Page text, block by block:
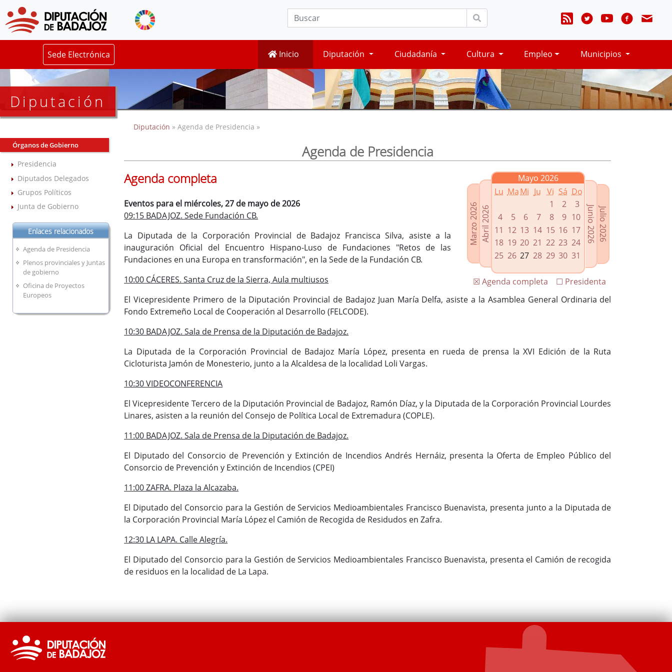
Sede Electrónica Inicio Diputación Ciudadanía Cultura Empleo Municipios
Diputación
Órganos de Gobierno
Presidencia
Diputados Delegados
Grupos Políticos
Junta de Gobierno
Enlaces relacionados
Agenda de Presidencia
Plenos provinciales y Juntas
de gobierno
Oficina de Proyectos
Europeos
Diputación » Agenda de Presidencia »
Agenda de Presidencia
Marzo 2026Abril 2026
Mayo 2026
Lu MaMi Ju Vi Sá Do
1
2
3
4
5 6 7 8 9 10
11 12 13 14 15 16 17
18 19 20 21 22 23 24
25 26 27 28 29 30 31
Julio 2026
Junio 2026
☐ Presidenta
☒ Agenda completa
Agenda completa
Eventos para el miércoles, 27 de mayo de 2026
09:15 BADAJOZ. Sede Fundación CB.
La Diputada de la Corporación Provincial de Badajoz Francisca Silva, asiste a la
inauguración Oficial del Encuentro Hispano-Luso de Fundaciones "Retos de las
Fundaciones en una Europa en transformación", en la Sede de la Fundación CB.
10:00 CÁCERES. Santa Cruz de la Sierra, Aula multiusos
El Vicepresidente Primero de la Diputación Provincial de Badajoz Juan María Delfa, asiste a la Asamblea General Ordinaria del
Fondo Extremeño Local de Cooperación al Desarrollo (FELCODE).
10:30 BADAJOZ. Sala de Prensa de la Diputación de Badajoz.
La Diputada de la Corporación Provincial de Badajoz María López, presenta en rueda de prensa la XVI Edición de la Ruta
Cicloturista Jamón de Monesterio, junto a la Alcaldesa de la localidad Loli Vargas.
10:30 VIDEOCONFERENCIA
El Vicepresidente Tercero de la Diputación Provincial de Badajoz, Ramón Díaz, y la Diputada de la Corporación Provincial Lourdes
Linares, asisten a la reunión del Consejo de Política Local de Extremadura (COPLE).
11:00 BADAJOZ. Sala de Prensa de la Diputación de Badajoz.
El Diputado del Consorcio de Prevención y Extinción de Incendios Andrés Hernáiz, presenta la Oferta de Empleo Público del
Consorcio de Prevención y Extinción de Incendios (CPEI)
11:00 ZAFRA. Plaza la Alcazaba.
El Diputado del Consorcio para la Gestión de Servicios Medioambientales Francisco Buenavista, presenta junto a la Diputada de
la Corporación Provincial María López el Camión de Recogida de Residudos en Zafra.
12:30 LA LAPA. Calle Alegría.
El Diputado del Consorcio para la Gestión de Servicios Medioambientales Francisco Buenavista, presenta el Camión de recogida
de residuos en la localidad de La Lapa.